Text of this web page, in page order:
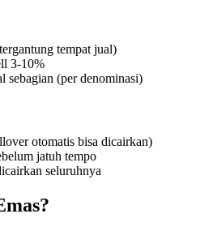
tempat jual)
3-10%
sebagian (per denominasi)
otomatis bisa dicairkan)
jatuh tempo
seluruhnya